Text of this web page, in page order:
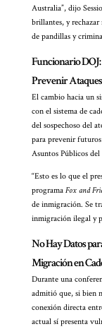
Australia”, dijo
brillantes, y
de pandillas y
Funcionario
Prevenir Ataques
El cambio hacia un
con el sistema de
del sospechoso del
para prevenir
Asuntos Públicos
“Esto es lo que el
programa Fox and
de inmigración. Se
inmigración ilegal y
No Hay Datos
Migración en
Durante una
admitió que, si bien
conexión directa
actual sí presenta